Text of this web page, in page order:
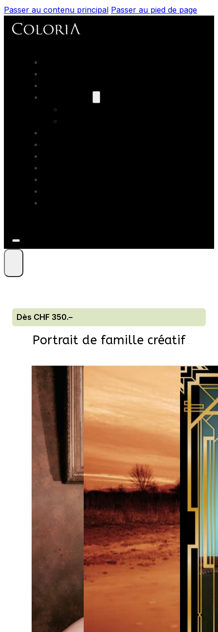
Passer au contenu principal Passer au pied de page
Dès CHF 350.–
Portrait de famille créatif